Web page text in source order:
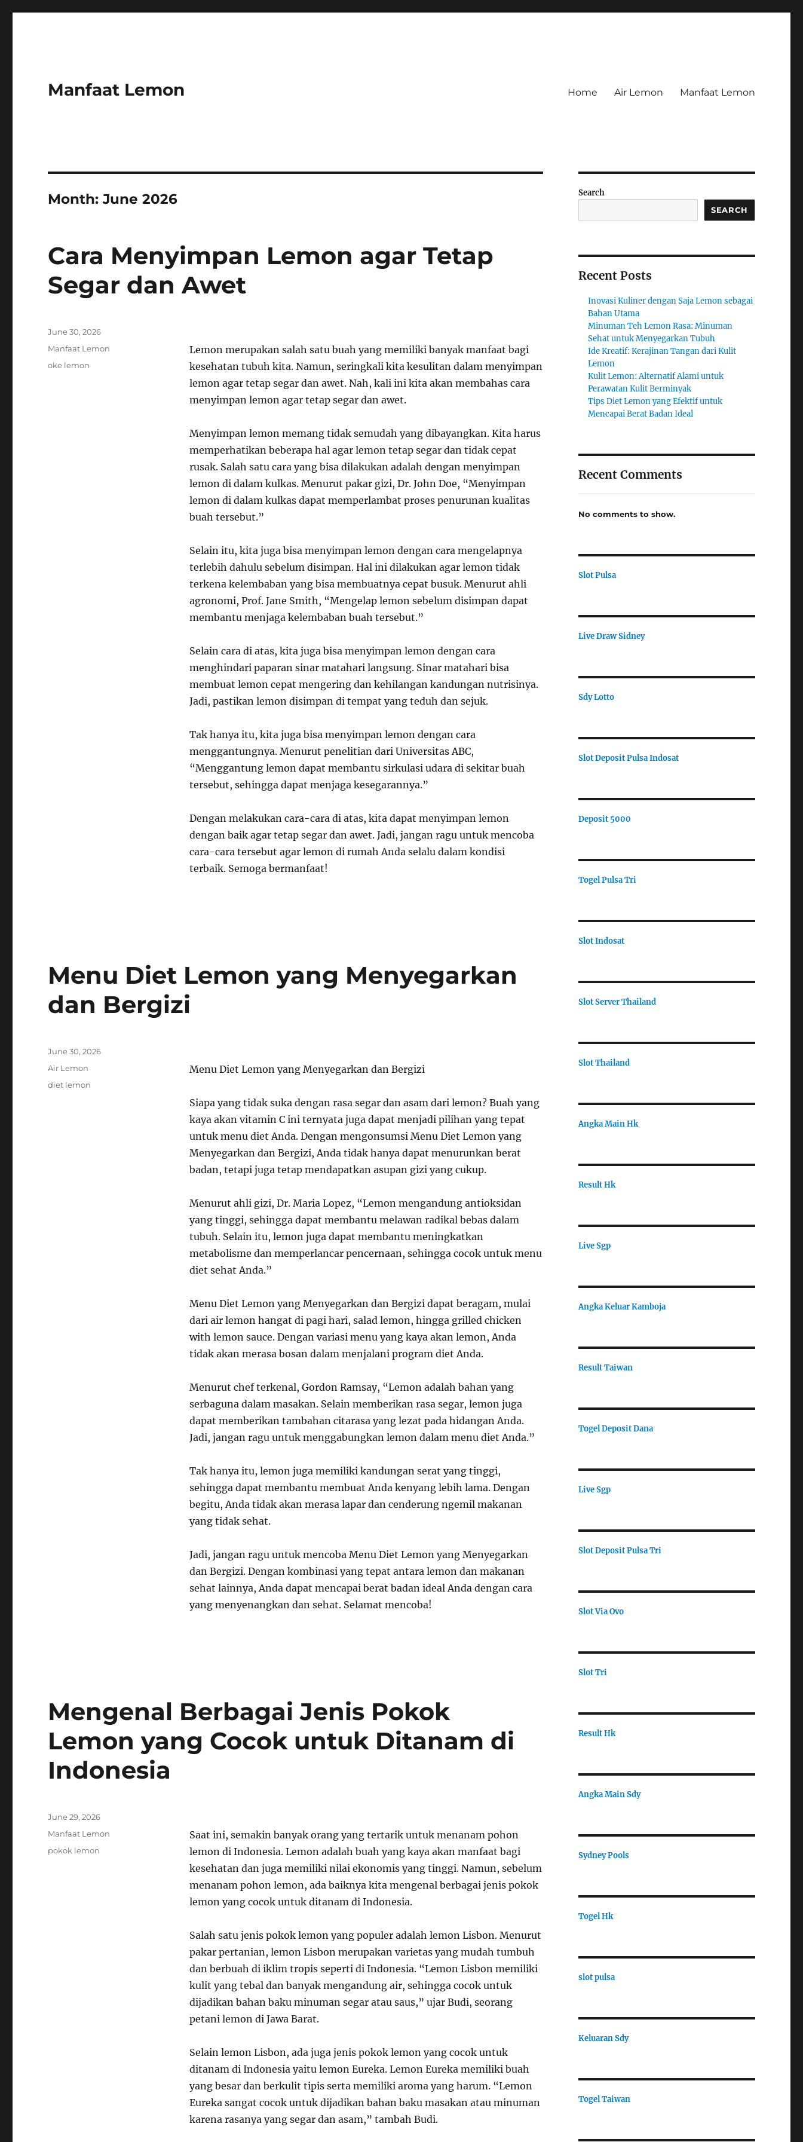
Manfaat Lemon Home Air Lemon Manfaat Lemon
Month:June 2026
Cara Menyimpan Lemon agar Tetap
Segar dan Awet
Lemon merupakan salah satu buah yang memiliki banyak manfaat bagi
kesehatan tubuh kita. Namun, seringkali kita kesulitan dalam menyimpan
lemon agar tetap segar dan awet. Nah, kali ini kita akan membahas cara
menyimpan lemon agar tetap segar dan awet.
Menyimpan lemon memang tidak semudah yang dibayangkan. Kita harus
memperhatikan beberapa hal agar lemon tetap segar dan tidak cepat
rusak. Salah satu cara yang bisa dilakukan adalah dengan menyimpan
lemon di dalam kulkas. Menurut pakar gizi, Dr. John Doe, “Menyimpan
lemon di dalam kulkas dapat memperlambat proses penurunan kualitas
buah tersebut.”
Selain itu, kita juga bisa menyimpan lemon dengan cara mengelapnya
terlebih dahulu sebelum disimpan. Hal ini dilakukan agar lemon tidak
terkena kelembaban yang bisa membuatnya cepat busuk. Menurut ahli
agronomi, Prof. Jane Smith, “Mengelap lemon sebelum disimpan dapat
membantu menjaga kelembaban buah tersebut.”
Selain cara di atas, kita juga bisa menyimpan lemon dengan cara
menghindari paparan sinar matahari langsung. Sinar matahari bisa
membuat lemon cepat mengering dan kehilangan kandungan nutrisinya.
Jadi, pastikan lemon disimpan di tempat yang teduh dan sejuk.
Tak hanya itu, kita juga bisa menyimpan lemon dengan cara
menggantungnya. Menurut penelitian dari Universitas ABC,
“Menggantung lemon dapat membantu sirkulasi udara di sekitar buah
tersebut, sehingga dapat menjaga kesegarannya.”
Dengan melakukan cara-cara di atas, kita dapat menyimpan lemon
dengan baik agar tetap segar dan awet. Jadi, jangan ragu untuk mencoba
cara-cara tersebut agar lemon di rumah Anda selalu dalam kondisi
terbaik. Semoga bermanfaat!
Posted
June 30, 2026
Categories
Manfaat Lemon
Tags
oke lemon
Menu Diet Lemon yang Menyegarkan
dan Bergizi
Menu Diet Lemon yang Menyegarkan dan Bergizi
Siapa yang tidak suka dengan rasa segar dan asam dari lemon? Buah yang
kaya akan vitamin C ini ternyata juga dapat menjadi pilihan yang tepat
untuk menu diet Anda. Dengan mengonsumsi Menu Diet Lemon yang
Menyegarkan dan Bergizi, Anda tidak hanya dapat menurunkan berat
badan, tetapi juga tetap mendapatkan asupan gizi yang cukup.
Menurut ahli gizi, Dr. Maria Lopez, “Lemon mengandung antioksidan
yang tinggi, sehingga dapat membantu melawan radikal bebas dalam
tubuh. Selain itu, lemon juga dapat membantu meningkatkan
metabolisme dan memperlancar pencernaan, sehingga cocok untuk menu
diet sehat Anda.”
Menu Diet Lemon yang Menyegarkan dan Bergizi dapat beragam, mulai
dari air lemon hangat di pagi hari, salad lemon, hingga grilled chicken
with lemon sauce. Dengan variasi menu yang kaya akan lemon, Anda
tidak akan merasa bosan dalam menjalani program diet Anda.
Menurut chef terkenal, Gordon Ramsay, “Lemon adalah bahan yang
serbaguna dalam masakan. Selain memberikan rasa segar, lemon juga
dapat memberikan tambahan citarasa yang lezat pada hidangan Anda.
Jadi, jangan ragu untuk menggabungkan lemon dalam menu diet Anda.”
Tak hanya itu, lemon juga memiliki kandungan serat yang tinggi,
sehingga dapat membantu membuat Anda kenyang lebih lama. Dengan
begitu, Anda tidak akan merasa lapar dan cenderung ngemil makanan
yang tidak sehat.
Jadi, jangan ragu untuk mencoba Menu Diet Lemon yang Menyegarkan
dan Bergizi. Dengan kombinasi yang tepat antara lemon dan makanan
sehat lainnya, Anda dapat mencapai berat badan ideal Anda dengan cara
yang menyenangkan dan sehat. Selamat mencoba!
Posted
on
June 30, 2026
Categories
Air Lemon
Tags
diet lemon
Mengenal Berbagai Jenis Pokok
Lemon yang Cocok untuk Ditanam di
Indonesia
Saat ini, semakin banyak orang yang tertarik untuk menanam pohon
lemon di Indonesia. Lemon adalah buah yang kaya akan manfaat bagi
kesehatan dan juga memiliki nilai ekonomis yang tinggi. Namun, sebelum
menanam pohon lemon, ada baiknya kita mengenal berbagai jenis pokok
lemon yang cocok untuk ditanam di Indonesia.
Salah satu jenis pokok lemon yang populer adalah lemon Lisbon. Menurut
pakar pertanian, lemon Lisbon merupakan varietas yang mudah tumbuh
dan berbuah di iklim tropis seperti di Indonesia. “Lemon Lisbon memiliki
kulit yang tebal dan banyak mengandung air, sehingga cocok untuk
dijadikan bahan baku minuman segar atau saus,” ujar Budi, seorang
petani lemon di Jawa Barat.
Selain lemon Lisbon, ada juga jenis pokok lemon yang cocok untuk
ditanam di Indonesia yaitu lemon Eureka. Lemon Eureka memiliki buah
yang besar dan berkulit tipis serta memiliki aroma yang harum. “Lemon
Eureka sangat cocok untuk dijadikan bahan baku masakan atau minuman
karena rasanya yang segar dan asam,” tambah Budi.
Posted
June 29, 2026
Categories
Manfaat Lemon
Tags
pokok lemon
Search
SEARCH
Recent Posts
Inovasi Kuliner dengan Saja Lemon sebagai
Bahan Utama
Minuman Teh Lemon Rasa: Minuman
Sehat untuk Menyegarkan Tubuh
Ide Kreatif: Kerajinan Tangan dari Kulit
Lemon
Kulit Lemon: Alternatif Alami untuk
Perawatan Kulit Berminyak
Tips Diet Lemon yang Efektif untuk
Mencapai Berat Badan Ideal
Recent Comments
No comments to show.
Slot Pulsa
Live Draw Sidney
Sdy Lotto
Slot Deposit Pulsa Indosat
Deposit 5000
Togel Pulsa Tri
Slot Indosat
Slot Server Thailand
Slot Thailand
Angka Main Hk
Result Hk
Live Sgp
Angka Keluar Kamboja
Result Taiwan
Togel Deposit Dana
Live Sgp
Slot Deposit Pulsa Tri
Slot Via Ovo
Slot Tri
Result Hk
Angka Main Sdy
Sydney Pools
Togel Hk
slot pulsa
Keluaran Sdy
Togel Taiwan